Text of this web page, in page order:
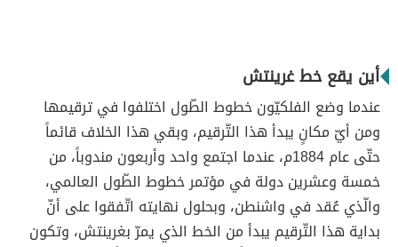
أين يقع خط غرينتش
عندما وضع الفلكيّون خطوط الطّول اختلفوا في ترقيمها
ومن أيّ مكانٍ يبدأ هذا التّرقيم، وبقي هذا الخلاف قائماً
حتّى عام 1884م، عندما اجتمع واحد وأربعون مندوباً، من
خمسة وعشرين دولة في مؤتمر خطوط الطّول العالمي،
والّذي عُقد في واشنطن، وبحلول نهايته اتّفقوا على أنّ
بداية هذا التّرقيم يبدأ من الخط الذي يمرّ بغرينتش، وتكون